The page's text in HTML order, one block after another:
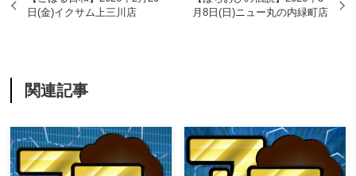
日(金)イクサム上三川店
月8日(日)ニュー丸の内緑町店
関連記事